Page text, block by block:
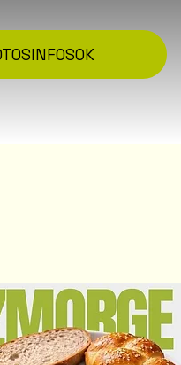
INFOSOK